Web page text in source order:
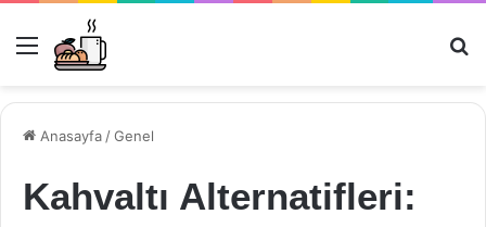
Menü
Anasayfa /Genel
Kahvaltı Alternatifleri: